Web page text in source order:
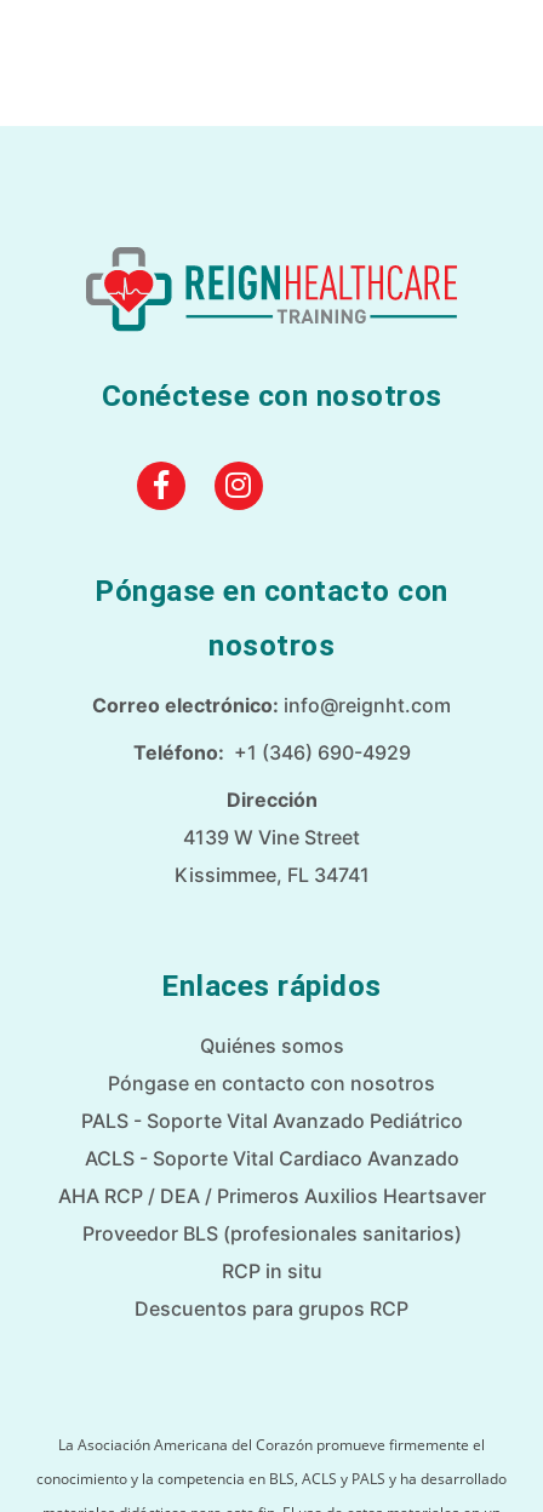
Conéctese con nosotros
Póngase en contacto con
nosotros
Correo electrónico: info@reignht.com
Teléfono: +1 (346) 690-4929
Dirección
4139 W Vine Street
Kissimmee, FL 34741
Enlaces rápidos
Quiénes somos
Póngase en contacto con nosotros
PALS - Soporte Vital Avanzado Pediátrico
ACLS - Soporte Vital Cardiaco Avanzado
AHA RCP / DEA / Primeros Auxilios Heartsaver
Proveedor BLS (profesionales sanitarios)
RCP in situ
Descuentos para grupos RCP
La Asociación Americana del Corazón promueve firmemente el
conocimiento y la competencia en BLS, ACLS y PALS y ha desarrollado